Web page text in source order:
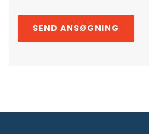
SEND ANSØGNING